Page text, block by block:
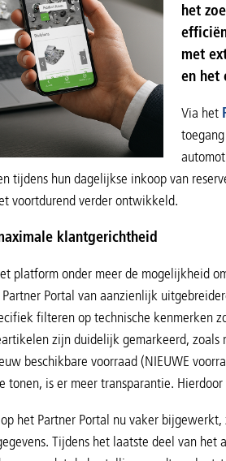
het
met
en het
Via het
tijdens hun dagelijkse inkoop van
voortdurend verder ontwikkeld.
klantgerichtheid
platform onder meer de mogelijkheid
Portal van aanzienlijk
filteren op technische kenmerken
zijn duidelijk gemarkeerd,
beschikbare voorraad (NIEUWE
tonen, is er meer transparantie.
het Partner Portal nu vaker
Tijdens het laatste deel van